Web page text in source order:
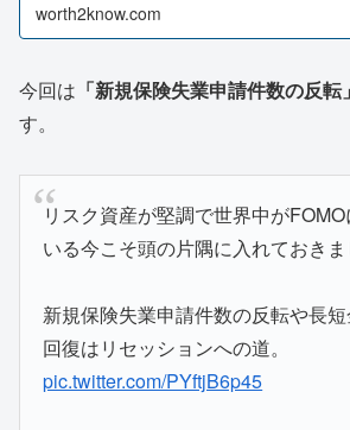
worth2know.com
今回は 「新規保険失業申請件数の反転」
す。
リスク資産が堅調で世界中が
いる今こそ頭の片隅に入れておきま
新規保険失業申請件数の反転や長
回復はリセッションへの道。
pic.twitter.com/PYftjB6p45